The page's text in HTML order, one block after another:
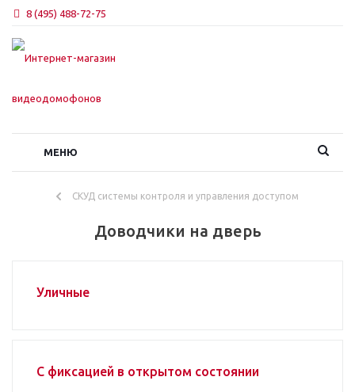
8 (495) 488-72-75
МЕНЮ
СКУД системы контроля и управления доступом
Доводчики на дверь
Уличные
С фиксацией в открытом состоянии